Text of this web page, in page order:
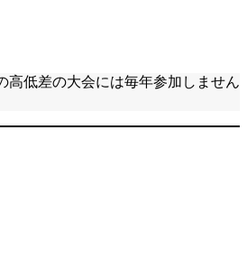
高低差の大会には毎年参加しません